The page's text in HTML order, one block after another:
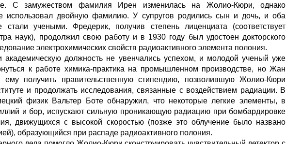
С замужеством фамилия Ирен изменилась на Жолио-Кюри, однако
использовал двойную фамилию. У супругов родились сын и дочь, и оба
стали учеными. Фредерик, получив степень лиценциата (соответствует
наук), продолжил свою работу и в 1930 году был удостоен докторского
электрохимических свойств радиоактивного элемента полония.
академическую должность не увенчались успехом, и молодой ученый уже
к работе химика-практика на промышленном производстве, но Жан
ему получить правительственную стипендию, позволившую Жолио-Кюри
и продолжать исследования, связанные с воздействием радиации. В
физик Вальтер Боте обнаружил, что некоторые легкие элементы, в
и бор, испускают сильную проникающую радиацию при бомбардировке
движущихся с высокой скоростью (позже это облучение было названо
образующийся при распаде радиоактивного полония.